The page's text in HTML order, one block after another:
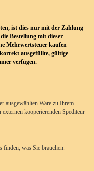
ist dies nur mit der Zahlung
Bestellung mit dieser
Mehrwertsteuer kaufen
ausgefüllte, gültige
verfügen.
ausgewählten Ware zu Ihrem
kooperierenden Spediteur
finden, was Sie brauchen.